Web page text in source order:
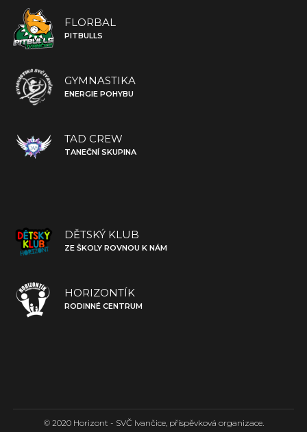
FLORBAL
PITBULLS
GYMNASTIKA
ENERGIE POHYBU
TAD CREW
TANEČNÍ SKUPINA
DĚTSKÝ KLUB
ZE ŠKOLY ROVNOU K NÁM
HORIZONTÍK
RODINNÉ CENTRUM
© 2020 Horizont - SVČ Ivančice, příspěvková organizace.